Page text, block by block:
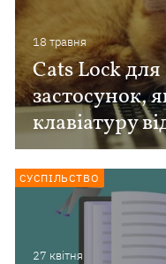
18 травня
Cats Lock для
застосунок,
клавіатуру
27 квiтня
СУСПІЛЬСТВО